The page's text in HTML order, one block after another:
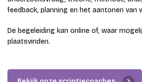
feedback, planning en het aantonen van
De begeleiding kan online of, waar
plaatsvinden.